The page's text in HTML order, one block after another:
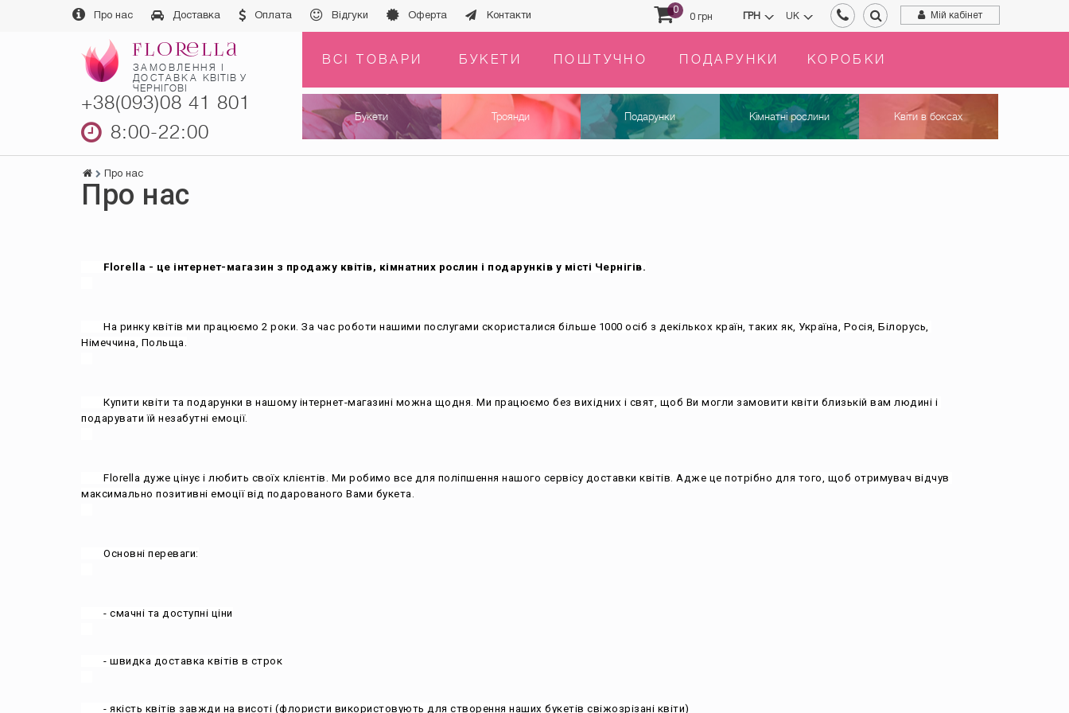
Про нас Доставка Оплата Відгуки Оферта Контакти
0
0 грн
ГРН UK Мій кабінет
ЗАМОВЛЕННЯ І
ДОСТАВКА КВІТІВ У
ЧЕРНІГОВІ
+38(093)08 41 801
8:00-22:00
ВСІ ТОВАРИ БУКЕТИ ПОШТУЧНО ПОДАРУНКИ КОРОБКИ
Букети Троянди Подарунки Кімнатні рослини Квіти в боксах
Про нас
Про нас
Florella - це інтернет-магазин з продажу квітів, кімнатних рослин і подарунків у місті Чернігів.
Німеччина, Польща.
подарувати їй незабутні емоції.
максимально позитивні емоції від подарованого Вами букета.